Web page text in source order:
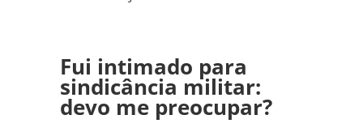
Fui intimado para
sindicância militar:
devo me preocupar?